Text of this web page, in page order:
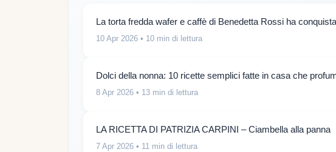
La torta fredda wafer e caffè di Benedetta Rossi ha
10 Apr 2026 • 10 min di lettura
Dolci della nonna: 10 ricette semplici fatte in casa che
8 Apr 2026 • 13 min di lettura
LA RICETTA DI PATRIZIA CARPINI – Ciambella alla panna
7 Apr 2026 • 11 min di lettura